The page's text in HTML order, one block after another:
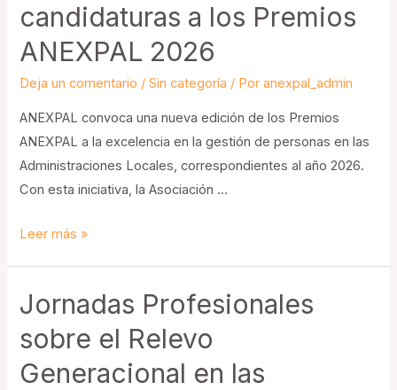
candidaturas a los Premios
ANEXPAL 2026
Deja un comentario /Sin categoría / Poranexpal_admin
ANEXPAL convoca una nueva edición de los Premios
ANEXPAL a la excelencia en la gestión de personas en las
Administraciones Locales, correspondientes al año 2026.
Con esta iniciativa, la Asociación …
Abierto
para
presentación
de
Leer más »
Jornadas Profesionales
sobre el Relevo
Generacional en las